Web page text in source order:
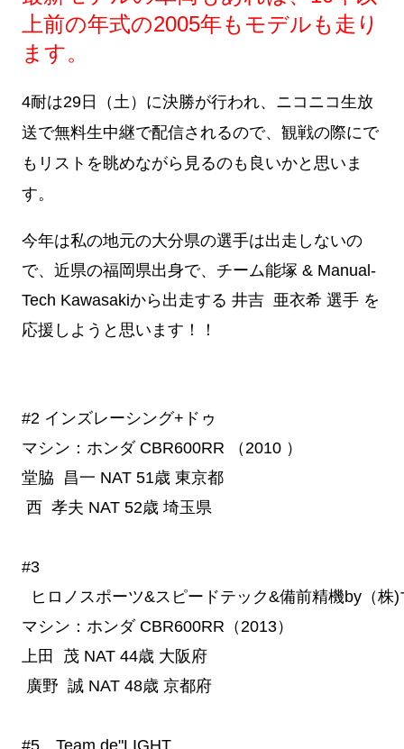
上前の年式の2005年もモデルも走り
ます。
4耐は29日（土）に決勝が行われ、ニコニコ生放
送で無料生中継で配信されるので、観戦の際にで
もリストを眺めながら見るのも良いかと思いま
す。
今年は私の地元の大分県の選手は出走しないの
で、近県の福岡県出身で、チーム能塚 & Manual-
Tech Kawasakiから出走する 井吉 亜衣希 選手 を
応援しようと思います！！
#2 インズレーシング+ドゥ
マシン：ホンダ CBR600RR （2010 ）
堂脇 昌一 NAT 51歳 東京都
西 孝夫 NAT 52歳 埼玉県
#3
ヒロノスポーツ&スピードテック&備前精機by（株
マシン：ホンダ CBR600RR（2013）
上田 茂 NAT 44歳 大阪府
廣野 誠 NAT 48歳 京都府